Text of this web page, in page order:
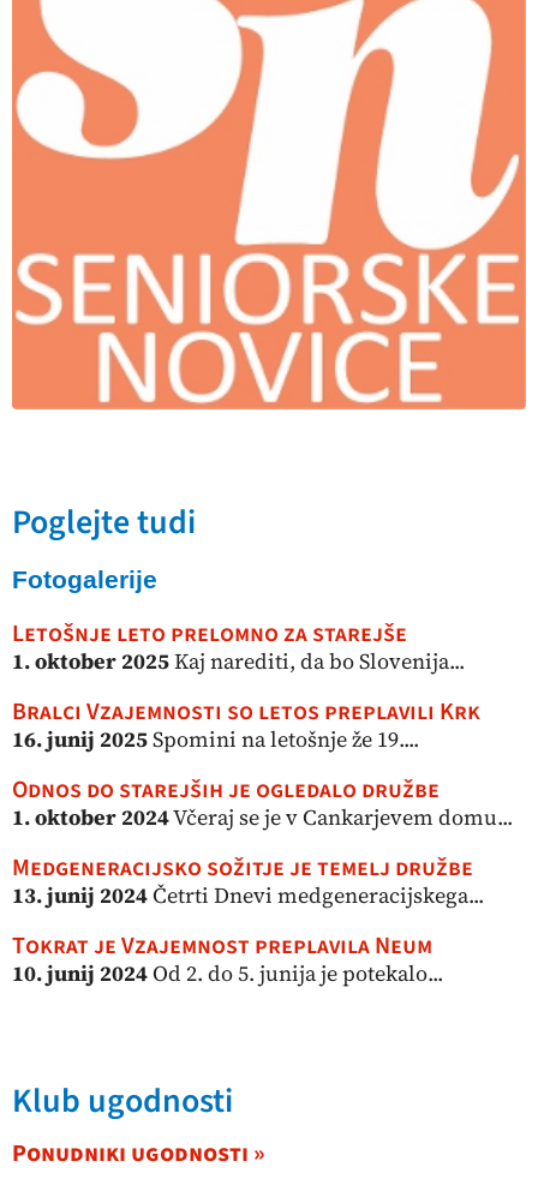
Poglejte tudi
Fotogalerije
Letošnje leto prelomno za starejše
1. oktober 2025Kaj narediti, da bo Slovenija...
Bralci Vzajemnosti so letos preplavili Krk
16. junij 2025Spomini na letošnje že 19....
Odnos do starejših je ogledalo družbe
1. oktober 2024Včeraj se je v Cankarjevem domu...
Medgeneracijsko sožitje je temelj družbe
13. junij 2024Četrti Dnevi medgeneracijskega...
Tokrat je Vzajemnost preplavila Neum
10. junij 2024Od 2. do 5. junija je potekalo...
Klub ugodnosti
Ponudniki ugodnosti »